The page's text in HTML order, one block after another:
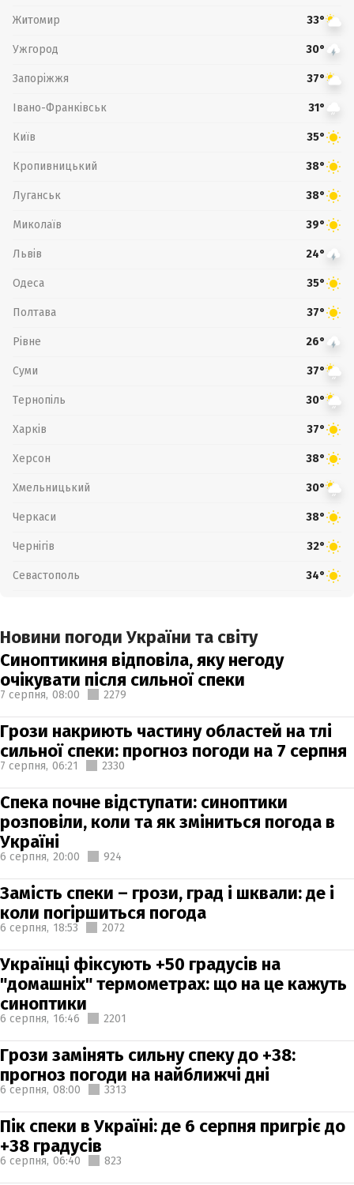
Житомир 33°
Ужгород 30°
Запоріжжя 37°
Івано-Франківськ 31°
Київ 35°
Кропивницький 38°
Луганськ 38°
Миколаїв 39°
Львів 24°
Одеса 35°
Полтава 37°
Рівне 26°
Суми 37°
Тернопіль 30°
Харків 37°
Херсон 38°
Хмельницький 30°
Черкаси 38°
Чернігів 32°
Севастополь 34°
Новини погоди України та світу
Синоптикиня відповіла, яку негоду
очікувати після сильної спеки
7 серпня, 08:00 2279
Грози накриють частину областей на тлі
сильної спеки: прогноз погоди на 7 серпня
7 серпня, 06:21 2330
Спека почне відступати: синоптики
розповіли, коли та як зміниться погода в
Україні
6 серпня, 20:00 924
Замість спеки – грози, град і шквали: де і
коли погіршиться погода
6 серпня, 18:53 2072
Українці фіксують +50 градусів на
"домашніх" термометрах: що на це кажуть
синоптики
6 серпня, 16:46 2201
Грози замінять сильну спеку до +38:
прогноз погоди на найближчі дні
6 серпня, 08:00 3313
Пік спеки в Україні: де 6 серпня пригріє до
+38 градусів
6 серпня, 06:40 823